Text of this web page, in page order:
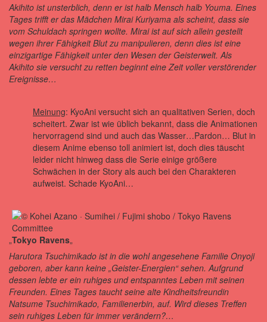
Akihito ist unsterblich, denn er ist halb Mensch halb Youma. Eines
Tages trifft er das Mädchen Mirai Kuriyama als scheint, dass sie
vom Schuldach springen wollte. Mirai ist auf sich allein gestellt
wegen ihrer Fähigkeit Blut zu manipulieren, denn dies ist eine
einzigartige Fähigkeit unter den Wesen der Geisterwelt. Als
Akihito sie versucht zu retten beginnt eine Zeit voller verstörender
Ereignisse…
Meinung: KyoAni versucht sich an qualitativen Serien, doch
scheitert. Zwar ist wie üblich bekannt, dass die Animationen
hervorragend sind und auch das Wasser…Pardon… Blut in
diesem Anime ebenso toll animiert ist, doch dies täuscht
leider nicht hinweg dass die Serie einige größere
Schwächen in der Story als auch bei den Charakteren
aufweist. Schade KyoAni…
„Tokyo Ravens„
Harutora Tsuchimikado ist in die wohl angesehene Familie Onyoji
geboren, aber kann keine „Geister-Energien“ sehen. Aufgrund
dessen lebte er ein ruhiges und entspanntes Leben mit seinen
Freunden. Eines Tages taucht seine alte Kindheitsfreundin
Natsume Tsuchimikado, Familienerbin, auf. Wird dieses Treffen
sein ruhiges Leben für immer verändern?…